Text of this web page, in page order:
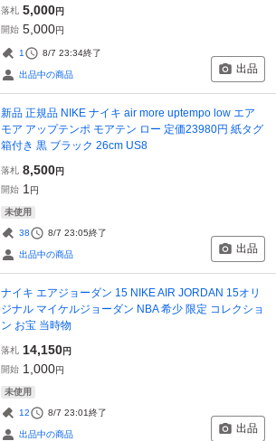
落札 5,000円
開始 5,000円
1 8/7 23:34終了
出品中の商品 出品
新品 正規品 NIKE ナイキ air more uptempo low エア
モア アップテンポ モアテン ロー 定価23980円 紙タグ
箱付き 黒 ブラック 26cm US8
落札 8,500円
開始 1 円
未使用
38 8/7 23:05終了
出品中の商品 出品
ナイキ エアジョーダン 15 NIKE AIR JORDAN 15オリ
ジナル マイケルジョーダン NBA 希少 限定 コレクショ
ン お宝 当時物
落札 14,150円
開始 1,000円
未使用
12 8/7 23:01終了
出品中の商品 出品